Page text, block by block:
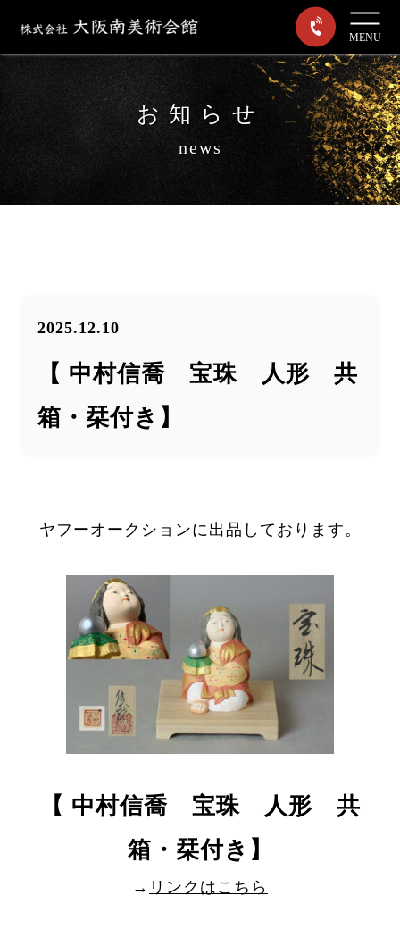
MENU
お知らせ
news
2025.12.10
【 中村信喬 宝珠 人形 共
箱・栞付き】
ヤフーオークションに出品しております。
【 中村信喬 宝珠 人形 共
箱・栞付き】
→ リンクはこちら